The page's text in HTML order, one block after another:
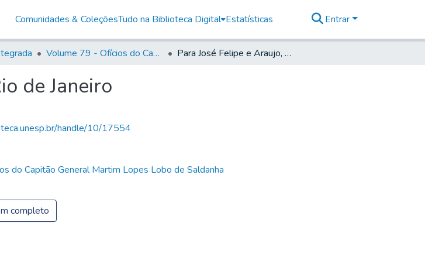
Comunidades & ColeçõesTudo na Biblioteca Digital Estatísticas Entrar
Volume 79 - Ofícios do Capitão General Martim Lopes Lobo de Saldanha (1777) Para José Felipe e Araujo, em o Rio de Janeiro
de Janeiro
handle/10/17554
do Capitão General Martim Lopes Lobo de Saldanha
completo